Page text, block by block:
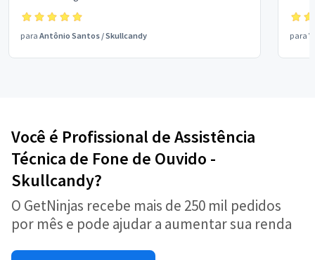
para Antônio Santos /Skullcandy para
Você é Profissional de Assistência
Técnica de Fone de Ouvido -
Skullcandy?
O GetNinjas recebe mais de 250 mil pedidos
por mês e pode ajudar a aumentar sua renda